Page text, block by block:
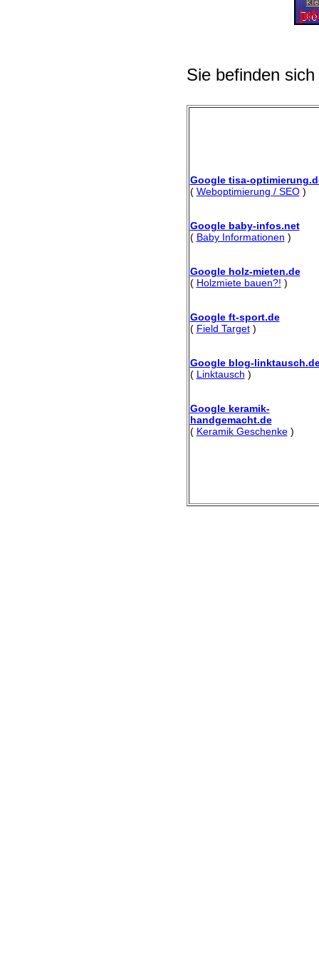
Sie befinden
Google tisa-
( Weboptimierung / SEO)
Google baby-infos.net
( Baby Informationen )
Google holz-mieten.de
( Holzmiete bauen?! )
Google ft-sport.de
( Field Target)
Google blog-
( Linktausch )
Google keramik-
handgemacht.de
( Keramik Geschenke)